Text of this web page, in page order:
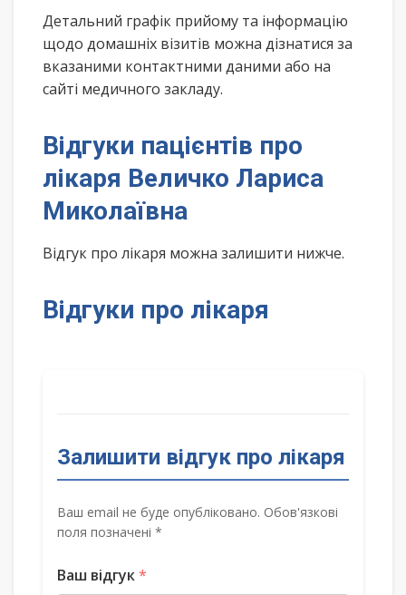
Детальний графік прийому та інформацію
щодо домашніх візитів можна дізнатися за
вказаними контактними даними або на
сайті медичного закладу.
Відгуки пацієнтів про
лікаря Величко Лариса
Миколаївна
Відгук про лікаря можна залишити нижче.
Відгуки про лікаря
Залишити відгук про лікаря
Ваш email не буде опубліковано. Обов'язкові
поля позначені *
Ваш відгук*